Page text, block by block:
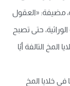
مضيفة: «العقول
حتى تصبح
المخ التالفة أيًا
خلايا المخ